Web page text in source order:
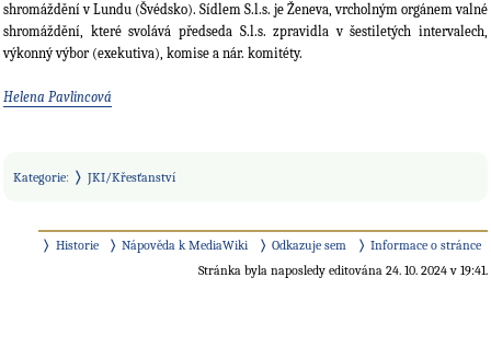
shromáždění v Lundu (Švédsko). Sídlem S.l.s. je Ženeva, vrcholným orgánem valné
shromáždění, které svolává předseda S.l.s. zpravidla v šestiletých intervalech,
výkonný výbor (exekutiva), komise a nár. komitéty.
Helena Pavlincová
Kategorie: JKI/Křesťanství
Historie Nápověda k MediaWiki Odkazuje sem
Informace o stránce
Stránka byla naposledy editována 24. 10. 2024 v 19:41.